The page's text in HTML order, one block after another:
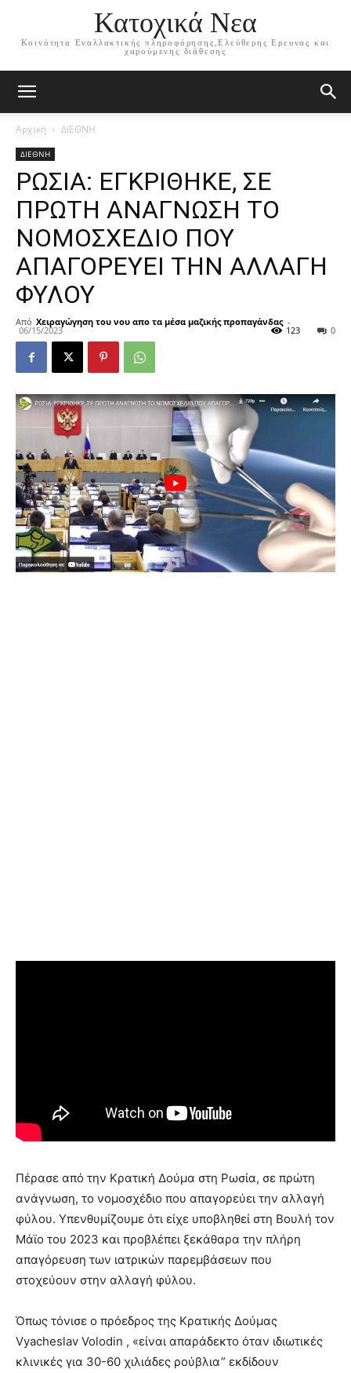
Κατοχικά Νεα
Κοινότητα Εναλλακτικής πληροφόρησης,Ελεύθερης Ερευνας και
χαρούμενης διάθεσης
Αρχική ΔΙΕΘΝΗ
ΔΙΕΘΝΗ
ΡΩΣΙΑ: ΕΓΚΡΙΘΗΚΕ, ΣΕ
ΠΡΩΤΗ ΑΝΑΓΝΩΣΗ ΤΟ
ΝΟΜΟΣΧΕΔΙΟ ΠΟΥ
ΑΠΑΓΟΡΕΥΕΙ ΤΗΝ ΑΛΛΑΓΗ
ΦΥΛΟΥ
Από Χειραγώγηση του νου απο τα μέσα μαζικής προπαγάνδας -
06/15/2023 0
123
Πέρασε από την Κρατική Δούμα στη Ρωσία, σε πρώτη
ανάγνωση, το νομοσχέδιο που απαγορεύει την αλλαγή
φύλου. Υπενθυμίζουμε ότι είχε υποβληθεί στη Βουλή τον
Μάϊο του 2023 και προβλέπει ξεκάθαρα την πλήρη
απαγόρευση των ιατρικών παρεμβάσεων που
στοχεύουν στην αλλαγή φύλου.
Όπως τόνισε ο πρόεδρος της Κρατικής Δούμας
Vyacheslav Volodin , «είναι απαράδεκτο όταν ιδιωτικές
κλινικές για 30-60 χιλιάδες ρούβλια” εκδίδουν